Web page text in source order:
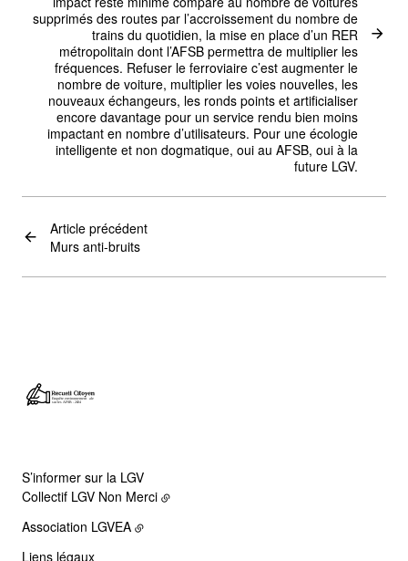
Article précédent
Murs anti-bruits
supprimés des routes par l’accroissement du nombre de
trains du quotidien, la mise en place d’un RER
métropolitain dont l’AFSB permettra de multiplier les
fréquences. Refuser le ferroviaire c’est augmenter le
nombre de voiture, multiplier les voies nouvelles, les
nouveaux échangeurs, les ronds points et artificialiser
encore davantage pour un service rendu bien moins
impactant en nombre d’utilisateurs. Pour une écologie
intelligente et non dogmatique, oui au AFSB, oui à la
future LGV.
S’informer sur la LGV
Collectif LGV Non Merci
Association LGVEA
Liens légaux